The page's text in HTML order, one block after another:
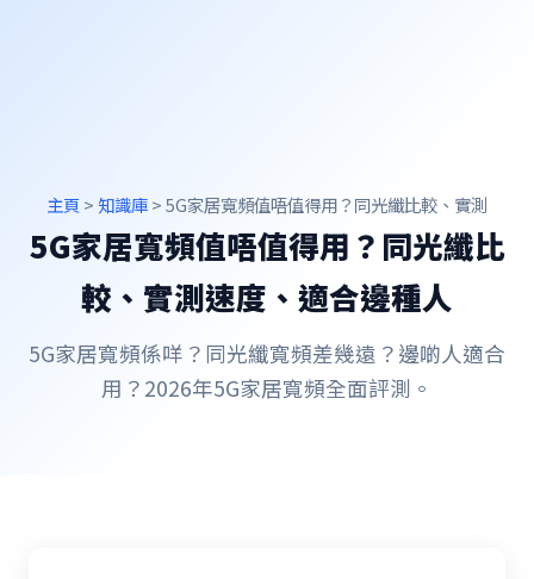
主頁 > 知識庫> 5G家居寬頻值唔值得用？同光纖比較、實測
5G家居寬頻值唔值得用？同光纖比
較、實測速度、適合邊種人
5G家居寬頻係咩？同光纖寬頻差幾遠？邊啲人適合
用？2026年5G家居寬頻全面評測。